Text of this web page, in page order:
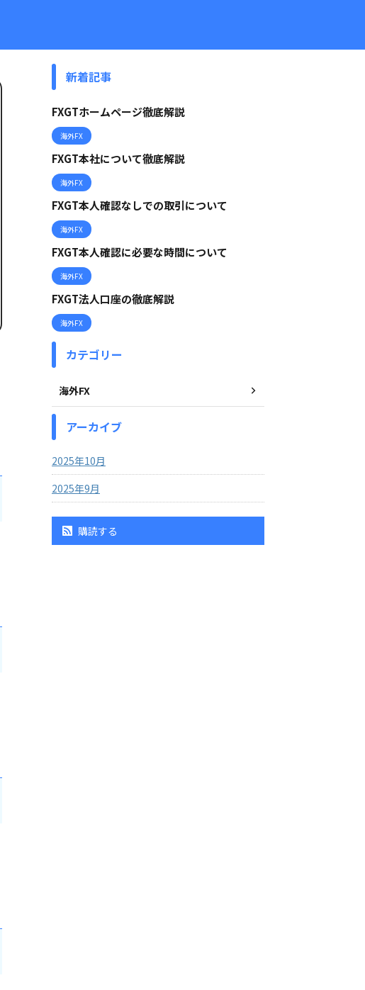
新着記事
FXGTホームページ徹底解説
海外FX
FXGT本社について徹底解説
海外FX
FXGT本人確認なしでの取引について
海外FX
FXGT本人確認に必要な時間について
海外FX
FXGT法人口座の徹底解説
海外FX
カテゴリー
海外FX
アーカイブ
2025年10月
2025年9月
購読する